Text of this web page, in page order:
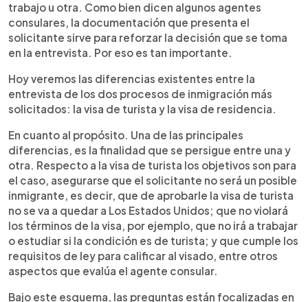
trabajo u otra. Como bien dicen algunos agentes
consulares, la documentación que presenta el
solicitante sirve para reforzar la decisión que se toma
en la entrevista. Por eso es tan importante.
Hoy veremos las diferencias existentes entre la
entrevista de los dos procesos de inmigración más
solicitados: la visa de turista y la visa de residencia.
En cuanto al propósito. Una de las principales
diferencias, es la finalidad que se persigue entre una y
otra. Respecto a la visa de turista los objetivos son para
el caso, asegurarse que el solicitante no será un posible
inmigrante, es decir, que de aprobarle la visa de turista
no se va a quedar a Los Estados Unidos; que no violará
los términos de la visa, por ejemplo, que no irá a trabajar
o estudiar si la condición es de turista; y que cumple los
requisitos de ley para calificar al visado, entre otros
aspectos que evalúa el agente consular.
Bajo este esquema, las preguntas están focalizadas en